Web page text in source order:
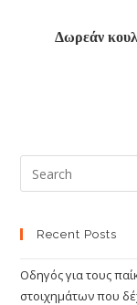
Δωρεάν
Recent Posts
Οδηγός για τους
στοιχημάτων που